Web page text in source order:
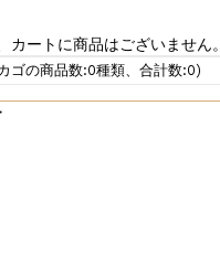
カートに商品はございません。
ゴの商品数:0種類、合計数:0)